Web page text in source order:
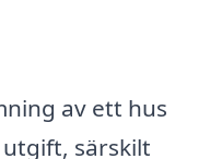
av ett hus
särskilt